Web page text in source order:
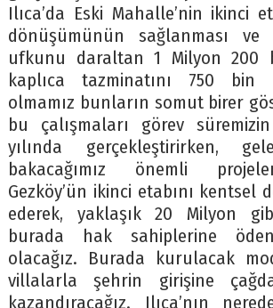
Ilıca’da Eski Mahalle’nin ikinci
dönüşümünün sağlanması
ufkunu daraltan 1 Milyon 200
kaplıca tazminatını 750 bin
olmamız bunların somut birer
bu çalışmaları görev
yılında gerçekleştirirken,
bakacağımız önemli
Gezköy’ün ikinci etabını kentsel
ederek, yaklaşık 20 Milyon
burada hak sahiplerine
olacağız. Burada kurulacak
villalarla şehrin girişine
kazandıracağız. Ilıca’nın